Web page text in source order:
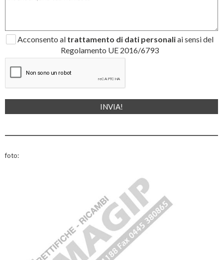
Acconsento al trattamento di dati personaliai sensi del
Regolamento UE 2016/6793
foto: